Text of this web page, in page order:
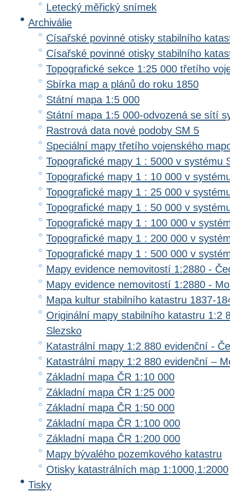
Letecký měřický snímek
Archiválie
Císařské povinné otisky stabilního
Císařské povinné otisky stabilního
Topografické sekce 1:25 000 třetího
Sbírka map a plánů do roku 1850
Státní mapa 1:5 000
Státní mapa 1:5 000-odvozená se sítí
Rastrová data nové podoby SM 5
Speciální mapy třetího vojenského
Topografické mapy 1 : 5000 v systému
Topografické mapy 1 : 10 000 v
Topografické mapy 1 : 25 000 v
Topografické mapy 1 : 50 000 v
Topografické mapy 1 : 100 000 v
Topografické mapy 1 : 200 000 v
Topografické mapy 1 : 500 000 v
Mapy evidence nemovitostí 1:2880 -
Mapy evidence nemovitostí 1:2880 -
Mapa kultur stabilního katastru 1837-
Originální mapy stabilního katastru 1:2
Slezsko
Katastrální mapy 1:2 880 evidenční -
Katastrální mapy 1:2 880 evidenční –
Základní mapa ČR 1:10 000
Základní mapa ČR 1:25 000
Základní mapa ČR 1:50 000
Základní mapa ČR 1:100 000
Základní mapa ČR 1:200 000
Mapy bývalého pozemkového katastru
Otisky katastrálních map 1:1000,1:2000
Tisky